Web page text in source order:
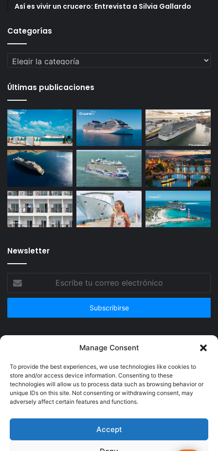
Manage Consent
To provide the best experiences, we use technologies like cookies to
store and/or access device information. Consenting to these
technologies will allow us to process data such as browsing behavior or
unique IDs on this site. Not consenting or withdrawing consent, may
adversely affect certain features and functions.
Accept
Así es vivir un crucero: Entrevista a Silvia Gallardo
Categorías
Categorías
Últimas publicaciones
Newsletter
correo